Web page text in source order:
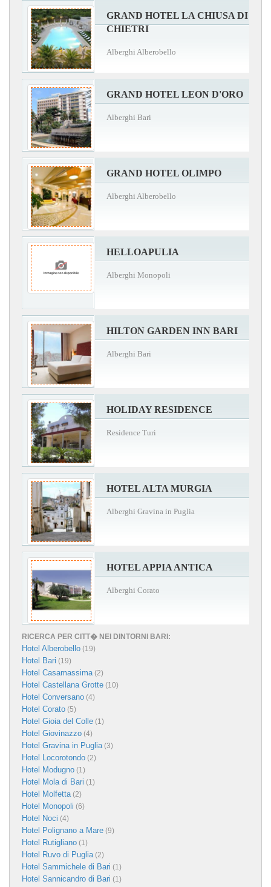
GRAND HOTEL LA CHIUSA DI
CHIETRI
Alberghi Alberobello
GRAND HOTEL LEON D'ORO
Alberghi Bari
GRAND HOTEL OLIMPO
Alberghi Alberobello
HELLOAPULIA
Alberghi Monopoli
HILTON GARDEN INN BARI
Alberghi Bari
HOLIDAY RESIDENCE
Residence Turi
HOTEL ALTA MURGIA
Alberghi Gravina in Puglia
HOTEL APPIA ANTICA
Alberghi Corato
RICERCA PER CITT� NEI DINTORNI BARI:
Hotel Alberobello (19)
Hotel Bari (19)
Hotel Casamassima(2)
Hotel Castellana Grotte (10)
Hotel Conversano (4)
Hotel Corato (5)
Hotel Gioia del Colle (1)
Hotel Giovinazzo (4)
Hotel Gravina in Puglia(3)
Hotel Locorotondo (2)
Hotel Modugno (1)
Hotel Mola di Bari (1)
Hotel Molfetta(2)
Hotel Monopoli (6)
Hotel Noci (4)
Hotel Polignano a Mare (9)
Hotel Rutigliano (1)
Hotel Ruvo di Puglia(2)
Hotel Sammichele di Bari (1)
Hotel Sannicandro di Bari (1)